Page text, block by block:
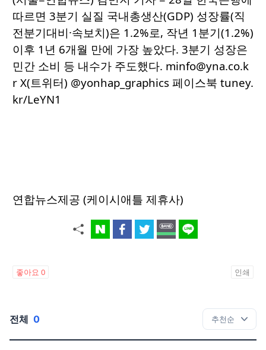
따르면 3분기 실질 국내총생산(GDP) 성장률(직
전분기대비·속보치)은 1.2%로, 작년 1분기(1.2%)
이후 1년 6개월 만에 가장 높았다. 3분기 성장은
민간 소비 등 내수가 주도했다. minfo@yna.co.k
r X(트위터) @yonhap_graphics 페이스북 tuney.
kr/LeYN1
연합뉴스제공 (케이시애틀 제휴사)
좋아요 0 인쇄
전체 0